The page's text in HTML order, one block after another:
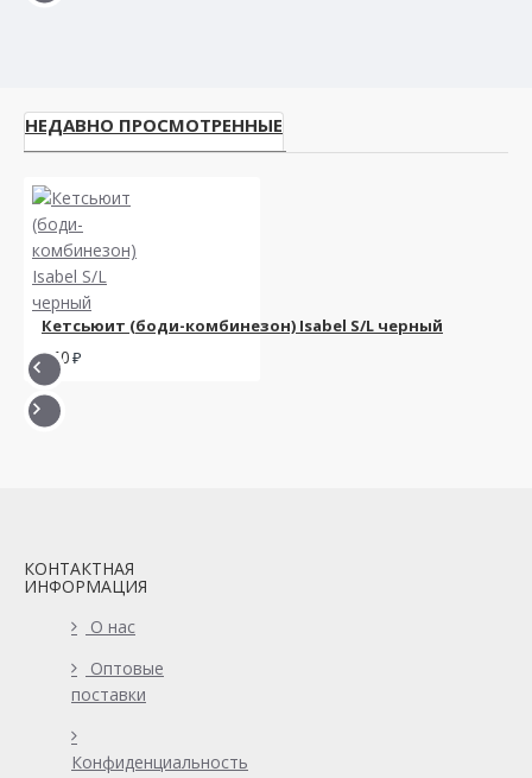
НЕДАВНО ПРОСМОТРЕННЫЕ
Кетсьюит (боди-комбинезон) Isabel S/L черный
950
КОНТАКТНАЯ
ИНФОРМАЦИЯ
О нас
Оптовые
поставки
Конфиденциальность